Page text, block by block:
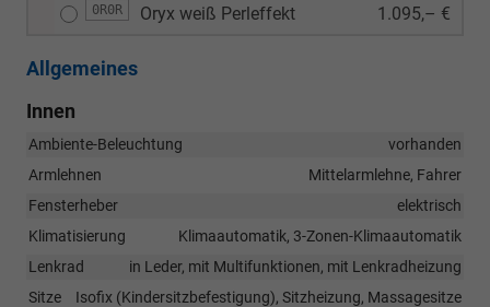
0R0R Oryx weiß Perleffekt 1.095,– €
Allgemeines
Innen
Ambiente-Beleuchtung
vorhanden
Armlehnen
Mittelarmlehne, Fahrer
Fensterheber
elektrisch
Klimatisierung
Klimaautomatik, 3-Zonen-Klimaautomatik
Lenkrad
in Leder, mit Multifunktionen, mit Lenkradheizung
Sitze
Isofix (Kindersitzbefestigung), Sitzheizung, Massagesitze